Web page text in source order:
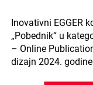
Inovativni EGGER
„Pobednik“ u
– Online
dizajn 2024.